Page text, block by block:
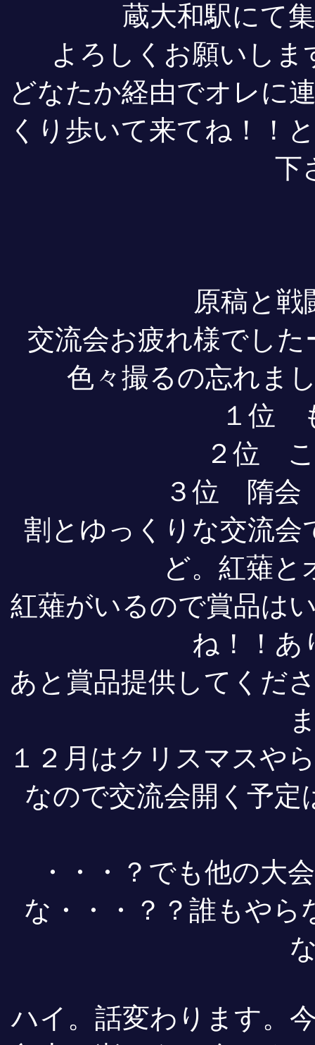
蔵大和駅にて
よろしくお願いし
どなたか経由でオレに
くり歩いて来てね！！
下
原稿と戦
交流会お疲れ様でし
色々撮るの忘れま
１位
２位
３位 隋
割とゆっくりな交流
ど。紅薙と
紅薙がいるので賞品は
ね！！あ
あと賞品提供してくだ
１２月はクリスマスや
なので交流会開く予
・・・？でも他の大
な・・・？？誰もや
ハイ。話変わります。